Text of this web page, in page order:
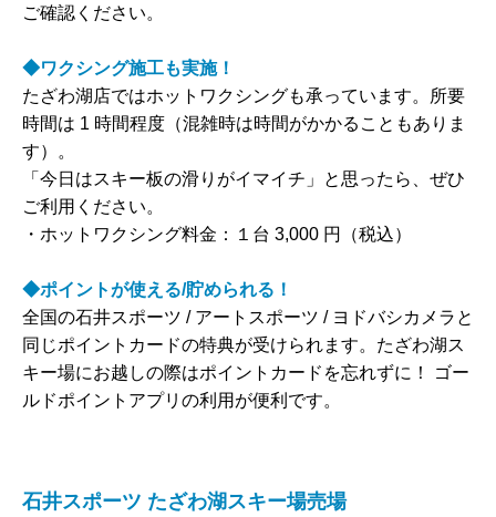
ご確認ください。
◆ワクシング施工も実施！
たざわ湖店ではホットワクシングも承っています。所要
時間は 1 時間程度（混雑時は時間がかかることもありま
す）。
「今日はスキー板の滑りがイマイチ」と思ったら、ぜひ
ご利用ください。
・ホットワクシング料金：１台 3,000 円（税込）
◆ポイントが使える/貯められる！
全国の石井スポーツ / アートスポーツ / ヨドバシカメラと
同じポイントカードの特典が受けられます。たざわ湖ス
キー場にお越しの際はポイントカードを忘れずに！ ゴー
ルドポイントアプリの利用が便利です。
石井スポーツ たざわ湖スキー場売場